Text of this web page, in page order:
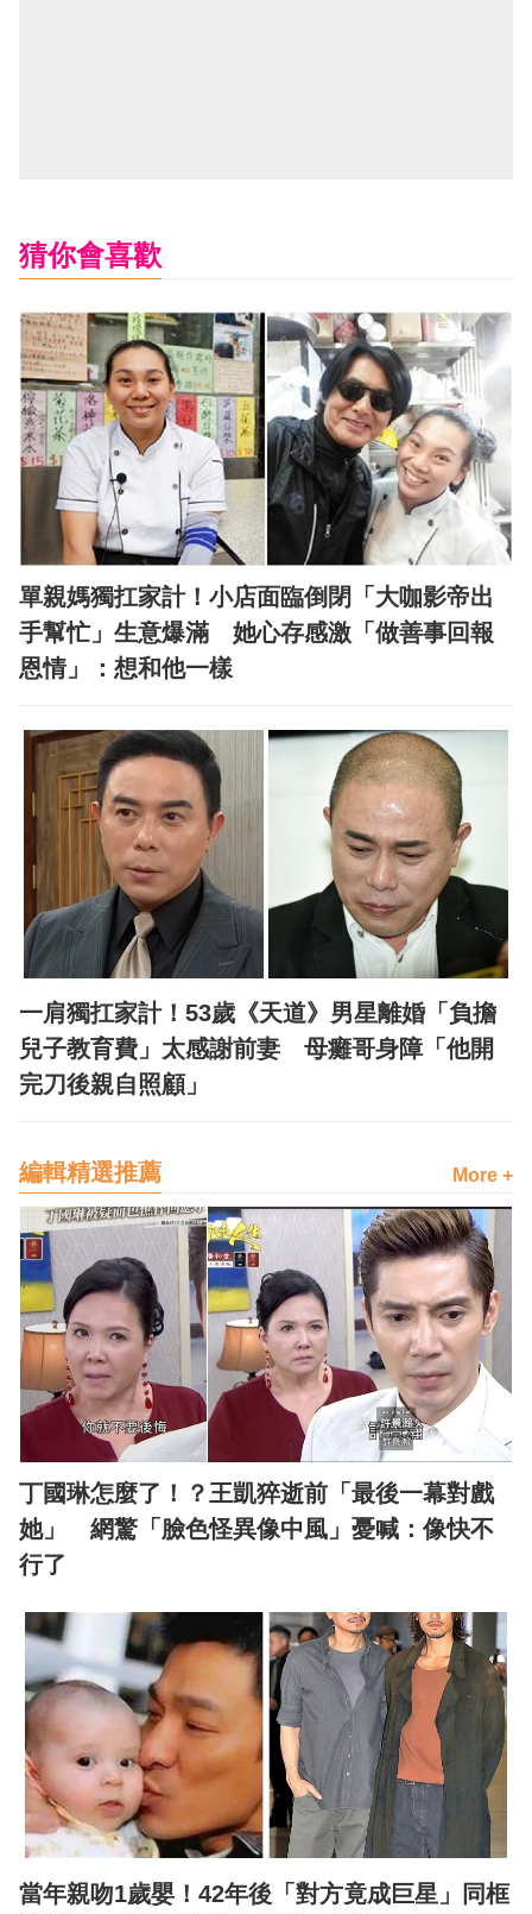
猜你會喜歡
單親媽獨扛家計！小店面臨倒閉「大咖影帝出
手幫忙」生意爆滿 她心存感激「做善事回報
恩情」：想和他一樣
一肩獨扛家計！53歲《天道》男星離婚「負擔
兒子教育費」太感謝前妻 母癱哥身障「他開
完刀後親自照顧」
編輯精選推薦 More +
丁國琳怎麼了！？王凱猝逝前「最後一幕對戲
她」 網驚「臉色怪異像中風」憂喊：像快不
行了
當年親吻1歲嬰！42年後「對方竟成巨星」同框